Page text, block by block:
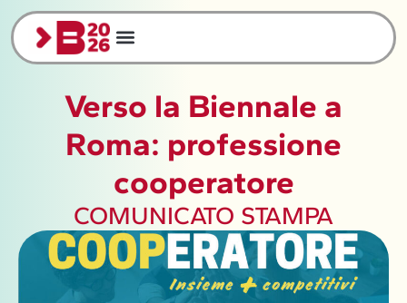
Verso la Biennale a
Roma: professione
cooperatore
COMUNICATO STAMPA